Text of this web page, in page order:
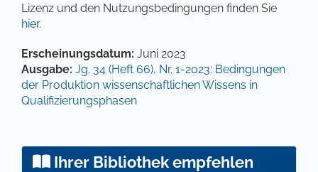
Lizenz und den Nutzungsbedingungen finden Sie
hier.
Artikel-Details
Erscheinungsdatum: Juni 2023
Ausgabe: Jg. 34 (Heft 66), Nr. 1-2023: Bedingungen
der Produktion wissenschaftlichen Wissens in
Qualifizierungsphasen
Ihrer Bibliothek empfehlen